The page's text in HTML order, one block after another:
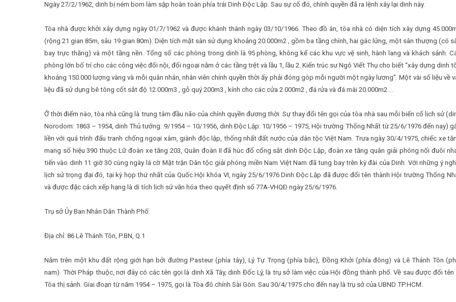
Ngày 27/2/1962, dinh bị ném bom làm sập hoàn toàn phía trái Dinh Ðộc Lập. Sau sự cố đó, chính quyền đã ra lệnh xây lại dinh này.
Tòa nhà được khởi xây dựng ngày 01/7/1962 và được khánh thành ngày 03/10/1966. Theo đồ án, tòa nhà có diện tích xây dựng
(rộng 21 gian 85m, sâu 19 gian 80m). Diện tích mặt sàn sử dụng khoảng 20.000m2 , gồm ba tầng chính, hai gác lửng, một sân thượng (có
bay trực thăng) và một tầng nền. Tổng số các phòng trong dinh là 95 phòng, không kể các khu vực vệ sinh, hành lang và khách sảnh.
phòng lớn bố trí cho các công việc đối nội, đối ngoại nằm ở các tầng trệt và lầu 1, lầu 2. Kiến trúc sư Ngô Viết Thụ cho biết “xây dựng dinh
khoảng 150.000 lượng vàng và mỗi quân nhân, nhân viên chính quyền thời ấy phải đóng góp mỗi người một ngày lương”. Một vài số liệu về
liệu đã sử dụng bê tông cốt sắt độ 12.000m3 , gỗ quý 200m3 , kính cho các cửa 2.000m2 , đá rửa và đá mài 20.000m2 …
Ở thời điểm nào, tòa nhà cũng là trung tâm đầu não của chính quyền đương thời. Sự thay đổi tên gọi của tòa nhà sau mỗi biến cố lịch sử
Norodom: 1863 – 1954, dinh Thủ tướng: 9/1954 – 10/1956, dinh Ðộc Lập: 10/1956 – 1975, Hội trường Thống Nhất từ 25/6/1976 đến nay)
liền với quá trình đấu tranh chống ngoại xâm, giành độc lập, thống nhất đất nước của dân tộc Việt Nam. Trưa ngày 30/4/1975, chiếc xe
mang số hiệu 390 thuộc Lữ đoàn xe tăng 203, Quân đoàn II đã húc đổ cổng sắt dinh Ðộc Lập, đoàn xe tăng quân giải phóng nối đuôi
tiến vào dinh 11 giờ 30 cùng ngày lá cờ Mặt trận Dân tộc giải phóng miền Nam Việt Nam đã tung bay trên kỳ đài của Dinh. Với những ý
lịch sử trọng đại đó, tại kỳ họp thứ nhất của Quốc Hội khóa VI, ngày 25/6/1976 Dinh Ðộc Lập đã được đổi tên thành Hội trường Thống
và được đặc cách xếp hạng là di tích lịch sử văn hóa theo quyết định số 77A-VHQÐ ngày 25/6/1976.
Trụ sở Ủy Ban Nhân Dân Thành Phố:
Địa chỉ: 86 Lê Thánh Tôn, P.BN, Q.1
Nằm trên một khu đất rộng giới hạn bởi đường Pasteur (phía tây), Lý Tự Trọng (phía bắc), Đồng Khởi (phía đông) và Lê Thánh Tôn
nam). Thời Pháp thuộc, nơi đây có các tên gọi là dinh Xã Tây, dinh Đốc Lý, là trụ sở làm việc của Hội đồng thành phố. Về sau được đổi tên
Tòa thị sảnh. Giai đoạn từ năm 1954 – 1975, gọi là Tòa đô chính Sài Gòn. Sau 30/4/1975 cho đến nay là trụ sở của UBND TP.HCM.